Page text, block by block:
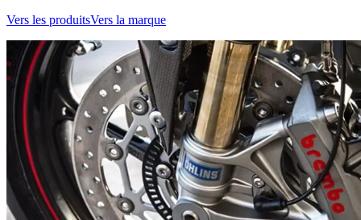
Vers les produitsVers la marque